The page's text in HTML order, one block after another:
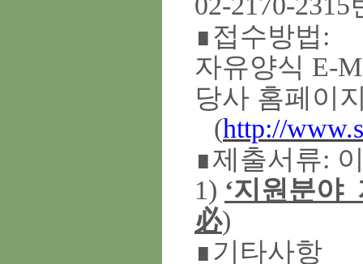
∎접수방법:
자유양식 E-
당사 홈페이
(http://
∎제출서류:
1) ‘지원분야_
必)
∎기타사항